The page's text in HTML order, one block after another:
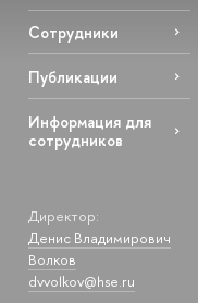
Сотрудники
Публикации
Информация для
сотрудников
Директор:
Денис Владимирович
Волков
dvvolkov@hse.ru